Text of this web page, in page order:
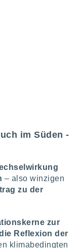
im Süden -
– also winzigen
zu der
zur
Reflexion der
klimabedingten